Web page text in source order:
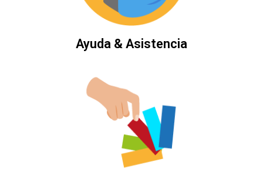
Ayuda & Asistencia